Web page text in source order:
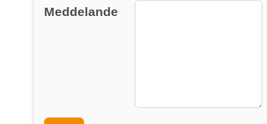
Meddelande